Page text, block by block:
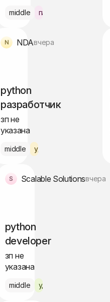
middle гибрид Москва
NDAвчера
python
разработчик
зп не
указана
middle удалённо по РФ
Scalable Solutionsвчера
python
developer
зп не
указана
middle удалённо